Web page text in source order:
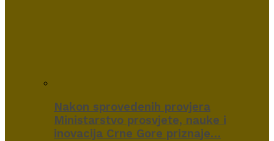
Nakon sprovedenih provjera
Ministarstvo prosvjete, nauke i
inovacija Crne Gore priznaje…